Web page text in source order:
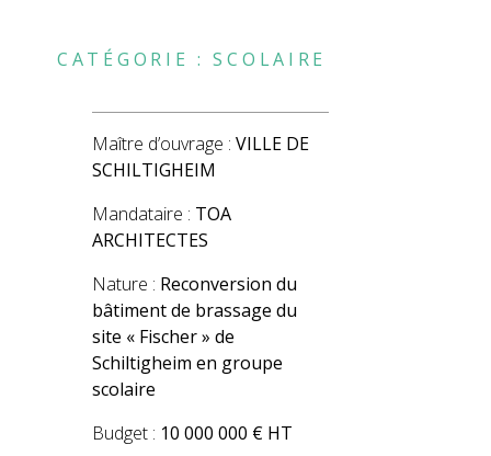
CATÉGORIE : SCOLAIRE
Maître d’ouvrage : VILLE DE
SCHILTIGHEIM
Mandataire : TOA
ARCHITECTES
Nature : Reconversion du
bâtiment de brassage du
site « Fischer » de
Schiltigheim en groupe
scolaire
Budget : 10 000 000 € HT